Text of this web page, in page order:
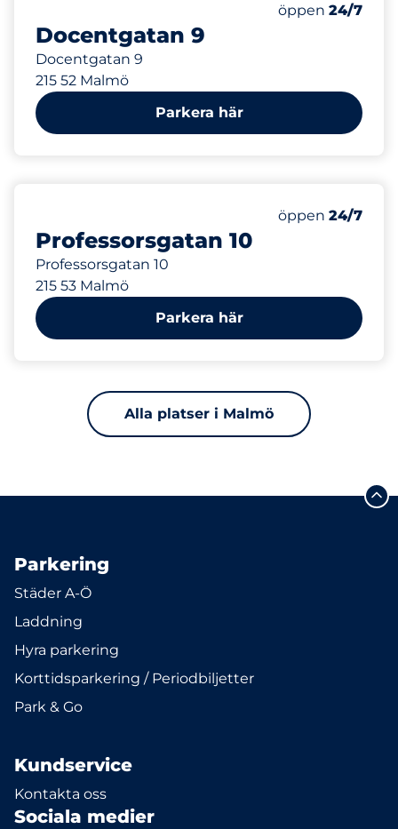
Docentgatan 9
Docentgatan 9
215 52 Malmö
Fredag
öppen 24/7
Parkera här
Professorsgatan 10
Professorsgatan 10
215 53 Malmö
Fredag
öppen 24/7
Parkera här
Alla platser i Malmö
Parkering
Städer A-Ö
Laddning
Hyra parkering
Korttidsparkering / Periodbiljetter
Park & Go
Kundservice
Kontakta oss
Sociala medier